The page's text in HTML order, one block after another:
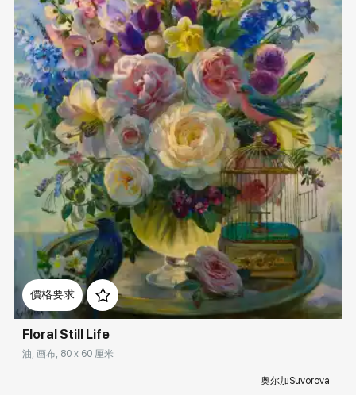
價格要求
Домен: rakovgallery.cn
Floral Still Life
油, 画布, 80 x 60 厘米
奥尔加Suvorova